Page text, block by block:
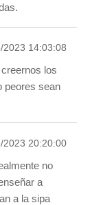
2023 14:03:08
los
peores sean
2023 20:20:00
no
a
a la sipa